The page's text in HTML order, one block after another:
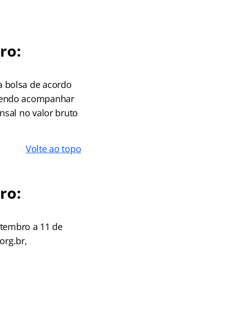
bolsa de acordo
acompanhar
no valor bruto
Volte ao topo
a 11 de